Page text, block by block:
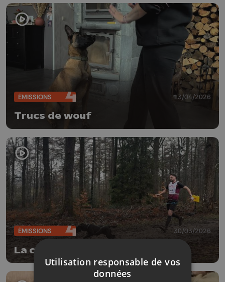
ÉMISSIONS 13/04/2026
Trucs de wouf
ÉMISSIONS 30/03/2026
La compétition de canicross
Utilisation responsable de vos
données